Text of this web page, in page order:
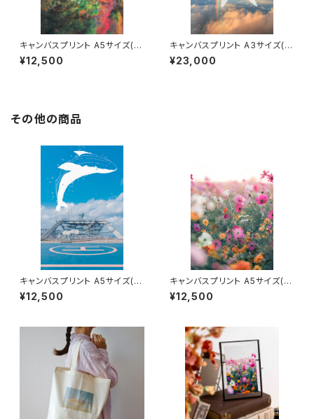
キャンバスプリント A5サイズ(神
鹿)
¥12,500
キャンバスプリント A3サイズ(虹
を潜る)
¥23,000
その他の商品
キャンバスプリント A5サイズ(白
鯨)
¥12,500
キャンバスプリント A5サイズ(秋
の贈り物)
¥12,500